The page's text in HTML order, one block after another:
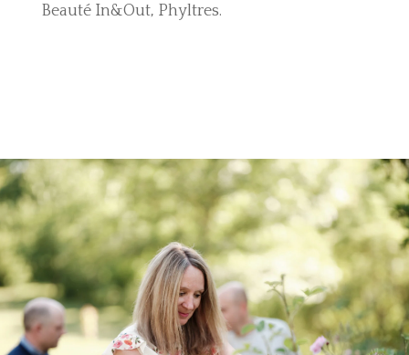
Beauté In&Out, Phyltres.